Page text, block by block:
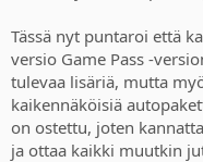
Tässä nyt puntaroi että
versio Game Pass -
tulevaa lisäriä, mutta
kaikennäköisiä
on ostettu, joten
ja ottaa kaikki muutkin